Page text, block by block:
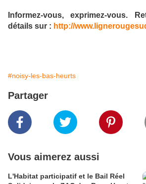
Informez-vous, exprimez-vous.
détails sur : http://
#noisy-les-bas-heurts
Partager
Vous aimerez aussi
L'Habitat participatif et le Bail Réel